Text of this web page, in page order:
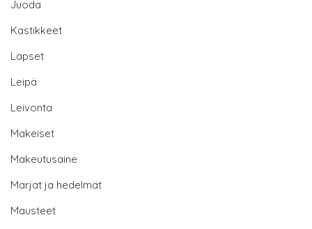
Juoda
Kastikkeet
Lapset
Leipä
Leivonta
Makeiset
Makeutusaine
Marjat ja hedelmät
Mausteet